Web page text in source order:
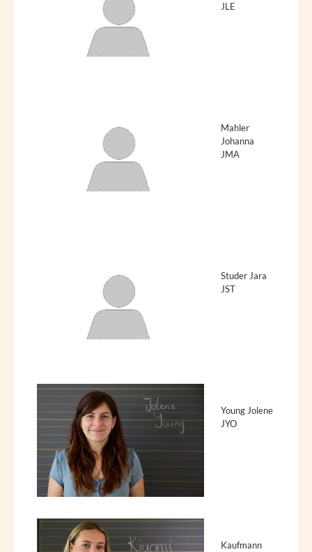
JLE
Mahler
Johanna
JMA
Studer Jara
JST
Young Jolene
JYO
Kaufmann